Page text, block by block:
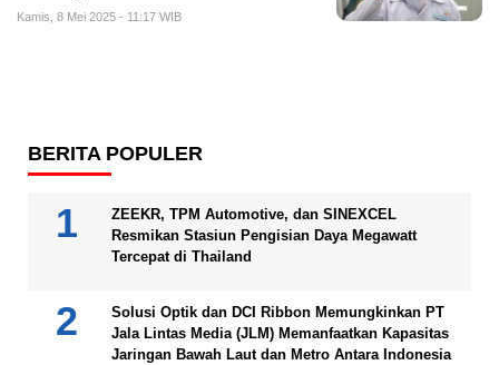
Kamis, 8 Mei 2025 - 11:17 WIB
BERITA POPULER
ZEEKR, TPM Automotive, dan SINEXCEL
Resmikan Stasiun Pengisian Daya Megawatt
Tercepat di Thailand
Solusi Optik dan DCI Ribbon Memungkinkan PT
Jala Lintas Media (JLM) Memanfaatkan Kapasitas
Jaringan Bawah Laut dan Metro Antara Indonesia